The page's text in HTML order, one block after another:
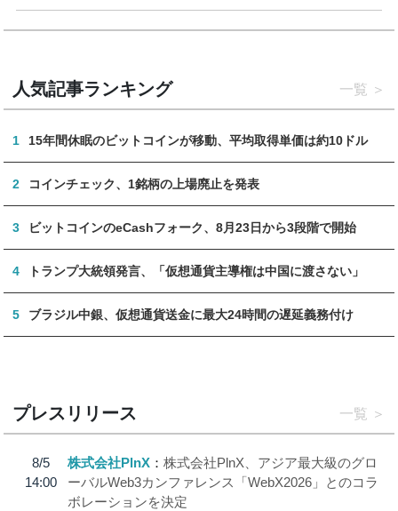
人気記事ランキング 一覧
1 15年間休眠のビットコインが移動、平均取得単価は約10ドル
2 コインチェック、1銘柄の上場廃止を発表
3 ビットコインのeCashフォーク、8月23日から3段階で開始
4 トランプ大統領発言、「仮想通貨主導権は中国に渡さない」
5 ブラジル中銀、仮想通貨送金に最大24時間の遅延義務付け
プレスリリース 一覧
8/5
14:00
株式会社PlnX
株式会社PlnX、アジア最大級のグロ
ーバルWeb3カンファレンス「WebX2026」とのコラ
ボレーションを決定